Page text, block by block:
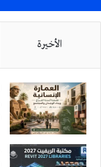
الأخيرة